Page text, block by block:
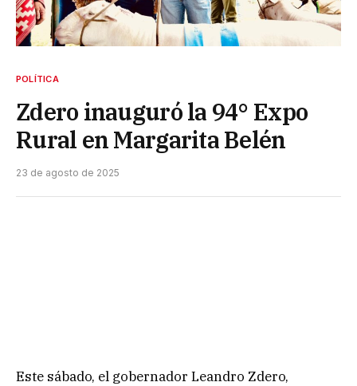
POLÍTICA
Zdero inauguró la 94° Expo
Rural en Margarita Belén
23 de agosto de 2025
Este sábado, el gobernador Leandro Zdero,